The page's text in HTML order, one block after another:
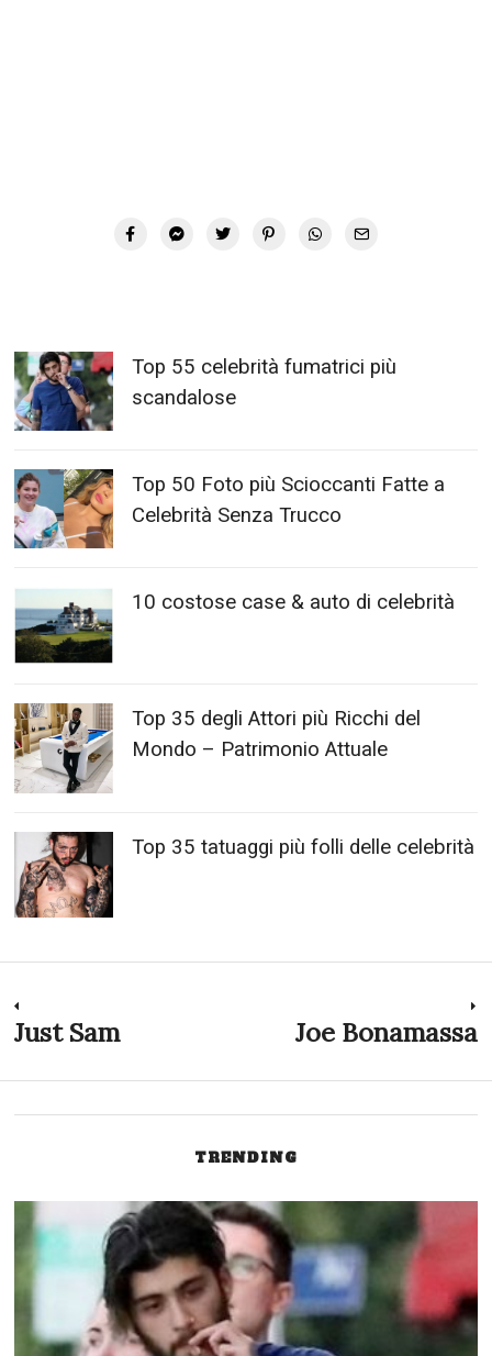
Top 55 celebrità fumatrici più
scandalose
Top 50 Foto più Scioccanti Fatte a
Celebrità Senza Trucco
10 costose case & auto di celebrità
Top 35 degli Attori più Ricchi del
Mondo – Patrimonio Attuale
Top 35 tatuaggi più folli delle celebrità
Navigazione
articoli
Previous
Just Sam Joe Bonamassa
TRENDING